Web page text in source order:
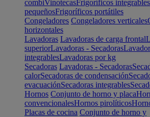
combiVinotecasFrigoríficos integrables
pequeñosFrigoríficos portátiles
Congeladores Congeladores verticales
horizontales
Lavadoras Lavadoras de carga frontal
superiorLavadoras - Secadoras
integrablesLavadoras por kg
Secadoras Lavadoras - Secadoras
calorSecadoras de condensación
evacuaciónSecadoras integrables
Hornos Conjunto de horno y placa
convencionalesHornos pirolíticos
Placas de cocina Conjunto de horno y